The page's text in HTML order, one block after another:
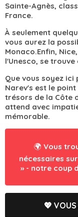
Sainte-Agnès,
France.
À seulement
vous aurez la
Monaco.Enfin,
l'Unesco, se trouve
Que vous soyez
Narev's est le
trésors de la Côte
attend avec
mémorable.
🌍 Vous
nécessaires
» - notre coup
💖 VOUS